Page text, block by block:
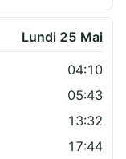
Lundi 25 Mai
04:10
05:43
13:32
17:44